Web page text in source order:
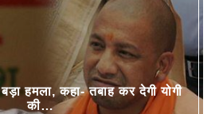
हमला, कहा- तबाह कर देगी योगी
की…